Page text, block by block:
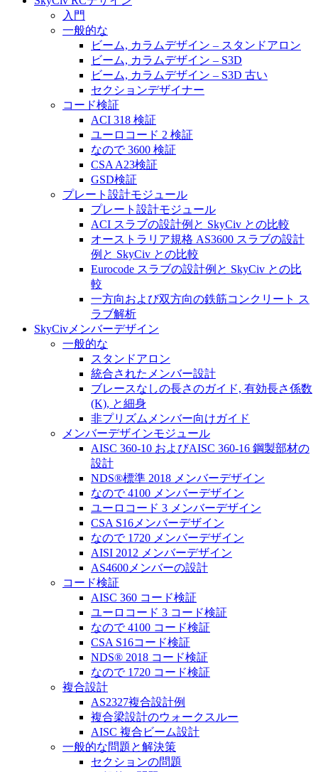
入門
一般的な
ビーム, カラムデザイン – スタンドアロン
ビーム, カラムデザイン – S3D
ビーム, カラムデザイン – S3D 古い
セクションデザイナー
コード検証
ACI 318 検証
ユーロコード 2 検証
なので 3600 検証
CSA A23検証
GSD検証
プレート設計モジュール
プレート設計モジュール
ACI スラブの設計例と SkyCiv との比較
オーストラリア規格 AS3600 スラブの設計
例と SkyCiv との比較
Eurocode スラブの設計例と SkyCiv との比
較
一方向および双方向の鉄筋コンクリート ス
ラブ解析
SkyCivメンバーデザイン
一般的な
スタンドアロン
統合されたメンバー設計
ブレースなしの長さのガイド, 有効長さ係数
(K), と細身
非プリズムメンバー向けガイド
メンバーデザインモジュール
AISC 360-10 およびAISC 360-16 鋼製部材の
設計
NDS®標準 2018 メンバーデザイン
なので 4100 メンバーデザイン
ユーロコード 3 メンバーデザイン
CSA S16メンバーデザイン
なので 1720 メンバーデザイン
AISI 2012 メンバーデザイン
AS4600メンバーの設計
コード検証
AISC 360 コード検証
ユーロコード 3 コード検証
なので 4100 コード検証
CSA S16コード検証
NDS® 2018 コード検証
なので 1720 コード検証
複合設計
AS2327複合設計例
複合梁設計のウォークスルー
AISC 複合ビーム設計
一般的な問題と解決策
セクションの問題